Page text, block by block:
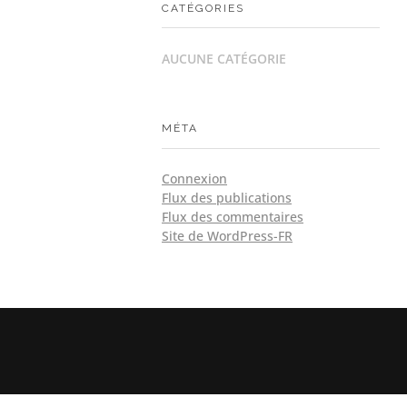
CATÉGORIES
AUCUNE CATÉGORIE
MÉTA
Connexion
Flux des publications
Flux des commentaires
Site de WordPress-FR